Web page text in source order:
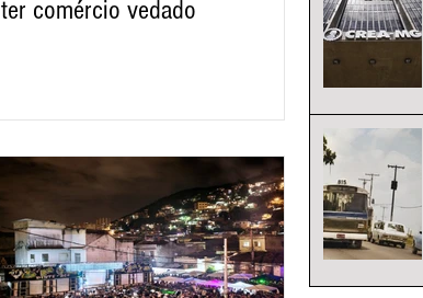
ter comércio vedado